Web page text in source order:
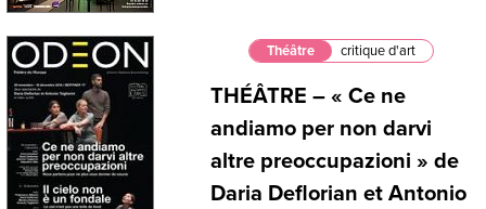
Théâtre critique d'art
THÉÂTRE – « Ce ne
andiamo per non darvi
altre preoccupazioni » de
Daria Deflorian et Antonio